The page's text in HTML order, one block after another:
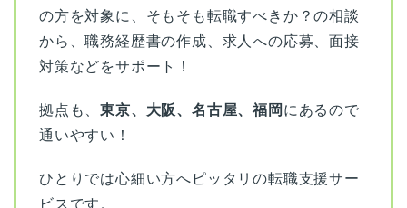
の方を対象に、そもそも転職すべきか？の相談
から、職務経歴書の作成、求人への応募、面接
対策などをサポート！
拠点も、東京、大阪、名古屋、福岡 にあるので
通いやすい！
ひとりでは心細い方へピッタリの転職支援サー
ビスです。